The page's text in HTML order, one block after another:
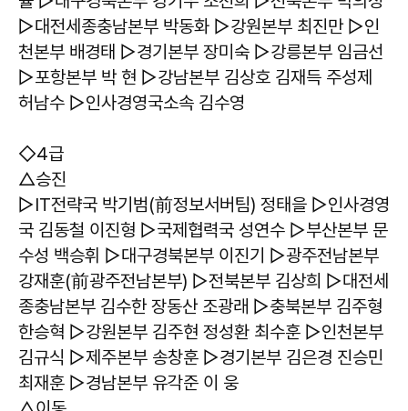
▷대전세종충남본부 박동화 ▷강원본부 최진만 ▷인
천본부 배경태 ▷경기본부 장미숙 ▷강릉본부 임금선
▷포항본부 박 현 ▷강남본부 김상호 김재득 주성제
허남수 ▷인사경영국소속 김수영
◇4급
△승진
▷IT전략국 박기범(前정보서버팀) 정태을 ▷인사경영
국 김동철 이진형 ▷국제협력국 성연수 ▷부산본부 문
수성 백승휘 ▷대구경북본부 이진기 ▷광주전남본부
강재훈(前광주전남본부) ▷전북본부 김상희 ▷대전세
종충남본부 김수한 장동산 조광래 ▷충북본부 김주형
한승혁 ▷강원본부 김주현 정성환 최수훈 ▷인천본부
김규식 ▷제주본부 송창훈 ▷경기본부 김은경 진승민
최재훈 ▷경남본부 유각준 이 웅